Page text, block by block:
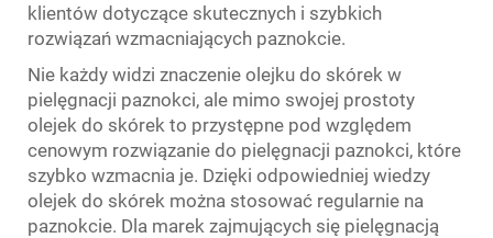
klientów dotyczące skutecznych i szybkich
rozwiązań wzmacniających paznokcie.
Nie każdy widzi znaczenie olejku do skórek w
pielęgnacji paznokci, ale mimo swojej prostoty
olejek do skórek to przystępne pod względem
cenowym rozwiązanie do pielęgnacji paznokci, które
szybko wzmacnia je. Dzięki odpowiedniej wiedzy
olejek do skórek można stosować regularnie na
paznokcie. Dla marek zajmujących się pielęgnacją